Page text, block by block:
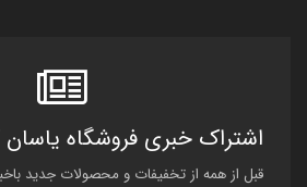
اشتراک خبری فروشگاه یاسان
قبل از همه از تخفیفات و محصولات جدید